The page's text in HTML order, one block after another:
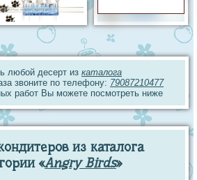
любой десерт из каталога
звоните по телефону: 79087210477
работ Вы можете посмотреть ниже
из каталога
«Angry Birds»